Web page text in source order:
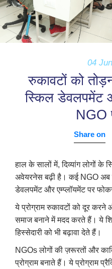
04
रुकावटों को
स्किल डेवलपमेंट
NGO
Share on
हाल के सालों में, दिव्यांग लोगों के
अवेयरनेस बढ़ी है। कई NGO अब
डेवलपमेंट और एम्प्लॉयमेंट पर
ये प्रोग्राम रुकावटों को दूर
समाज बनाने में मदद करते हैं। ये
हिस्सेदारी को भी बढ़ावा देते हैं।
NGOs लोगों की ज़रूरतों और
प्रोग्राम बनाते हैं। ये प्रोग्राम